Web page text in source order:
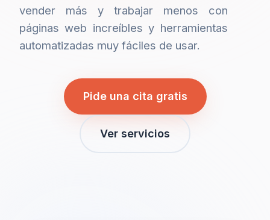
vender más y trabajar menos con
páginas web increíbles y herramientas
automatizadas muy fáciles de usar.
Pide una cita gratis
Ver servicios